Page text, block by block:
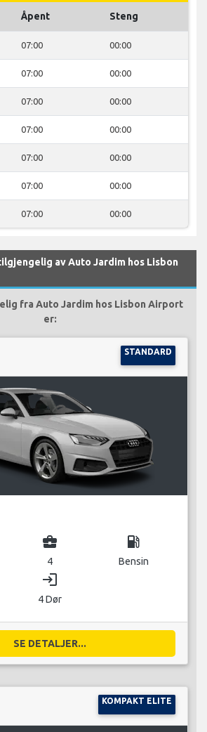
Åpent Steng
07:00 00:00
07:00 00:00
07:00 00:00
07:00 00:00
07:00 00:00
07:00 00:00
07:00 00:00
av Auto Jardim hos Lisbon
fra Auto Jardim hos Lisbon Airport
er:
STANDARD
business_center
4
local_gas_station
Bensin
login
4 Dør
SE DETALJER...
KOMPAKT ELITE